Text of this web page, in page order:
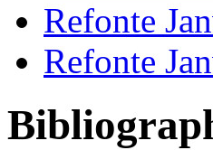
Refonte
Refonte